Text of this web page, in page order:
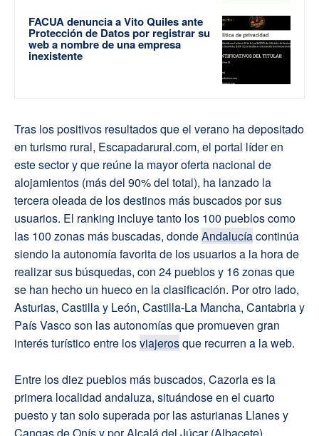
FACUA denuncia a Vito Quiles ante
Protección de Datos por registrar su
web a nombre de una empresa
inexistente
Tras los positivos resultados que el verano ha depositado
en turismo rural, Escapadarural.com, el portal líder en
este sector y que reúne la mayor oferta nacional de
alojamientos (más del 90% del total), ha lanzado la
tercera oleada de los destinos más buscados por sus
usuarios. El ranking incluye tanto los 100 pueblos como
las 100 zonas más buscadas, dondeAndalucíacontinúa
siendo la autonomía favorita de los usuarios a la hora de
realizar sus búsquedas, con 24 pueblos y 16 zonas que
se han hecho un hueco en la clasificación. Por otro lado,
Asturias, Castilla y León, Castilla-La Mancha, Cantabria y
País Vasco son las autonomías que promueven gran
interés turístico entre losviajerosque recurren a la web.
Entre los diez pueblos más buscados, Cazorla es la
primera localidad andaluza, situándose en el cuarto
puesto y tan solo superada por las asturianas Llanes y